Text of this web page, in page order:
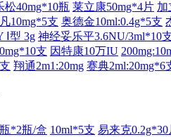
松40mg*10瓶 莱立康50mg*4片 加
10mg*5支 奥德金10ml:0.4g*5支
Ⅰ型 3g 神经妥乐平3.6NU/3ml*10
支 因特康10万IU
翔通2m1:20mg 赛典2ml:20mg*6
*2瓶/盒 10ml*5支 易来克0.2g*30